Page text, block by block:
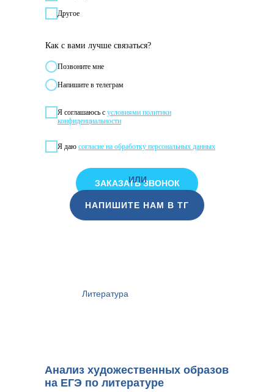
Другое
Как с вами лучше связаться?
Позвонитe мне
Напишите в телеграм
Я соглашаюсь с условиями политики
конфиденциальности
Я даю согласие на обработку персональных данных
ЗАКАЗАТЬ ЗВОНОК
НАПИШИТЕ НАМ В ТГ
ИЛИ
Анализ художественных образов
на ЕГЭ по литературе
Литература